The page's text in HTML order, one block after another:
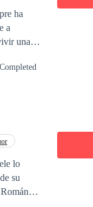
ha
a
una
Completed
lo
su